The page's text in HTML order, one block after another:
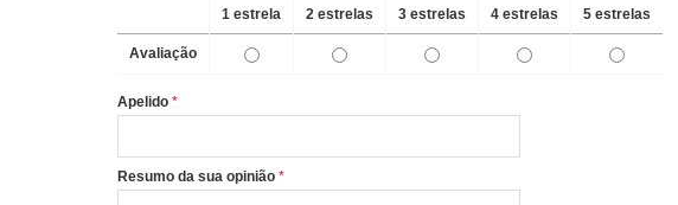
1 estrela 2 estrelas 3 estrelas 4 estrelas 5 estrelas
Avaliação
Apelido
Resumo da sua opinião